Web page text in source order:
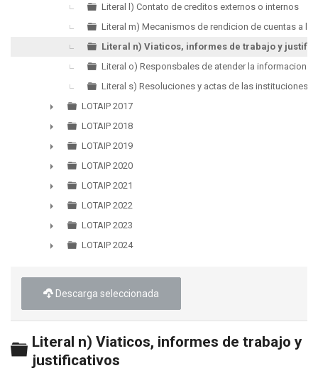
Literal l) Contato de creditos externos o internos
Literal m) Mecanismos de rendicion de cuentas a la
Literal n) Viaticos, informes de trabajo y
Literal o) Responsbales de atender la informacion
Literal s) Resoluciones y actas de las instituciones
►
LOTAIP 2017
►
LOTAIP 2018
►
LOTAIP 2019
►
LOTAIP 2020
►
LOTAIP 2021
►
LOTAIP 2022
►
LOTAIP 2023
LOTAIP 2024
Descarga seleccionada
Carpeta
Literal n) Viaticos, informes de trabajo y
justificativos